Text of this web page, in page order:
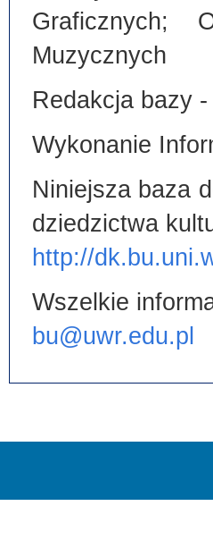
Graficznych;
Muzycznych
Redakcja bazy
Wykonanie
Niniejsza baza
dziedzictwa
http://
Wszelkie
bu@uwr.edu.pl